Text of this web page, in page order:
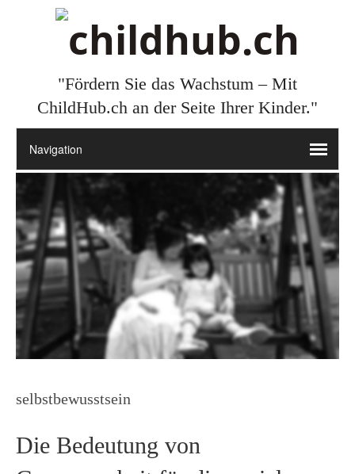
"Fördern Sie das Wachstum – Mit
ChildHub.ch an der Seite Ihrer Kinder."
selbstbewusstsein
Die Bedeutung von